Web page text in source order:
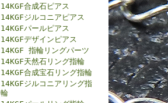
14KGF合成石ピアス
14KGFジルコニアピアス
14KGFパールピアス
14KGFデザインピアス
14KGF 指輪リングパーツ
14KGF天然石リング指輪
14KGF合成宝石リング指輪
14KGFジルコニアリング指
輪